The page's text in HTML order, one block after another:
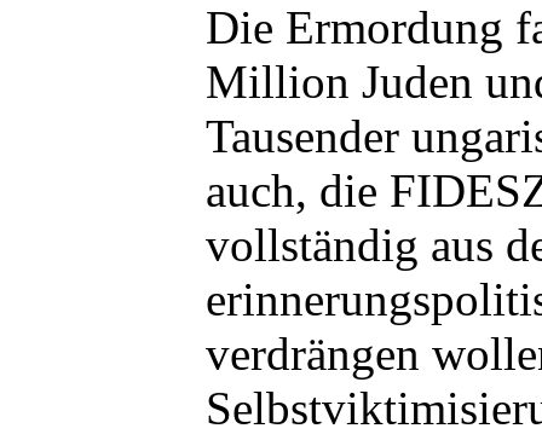
Die Ermordung
Million Juden
Tausender
auch, die
vollständig aus
verdrängen